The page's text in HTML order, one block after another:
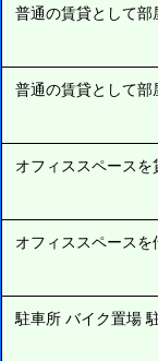
普通の賃貸として部
普通の賃貸として部
オフィススペースを
オフィススペースを
駐車所 バイク置場